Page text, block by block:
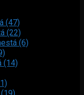
(47)
(22)
(6)
(14)